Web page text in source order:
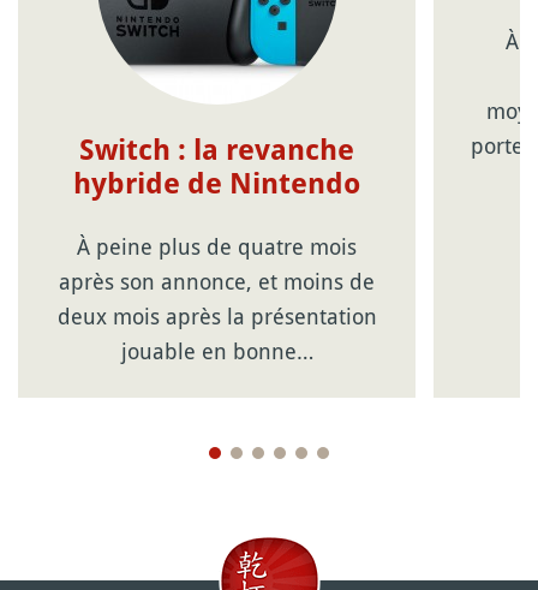
Switch : la revanche
hybride de Nintendo
À peine plus de quatre mois
après son annonce, et moins de
deux mois après la présentation
jouable en bonne…
À
porte-